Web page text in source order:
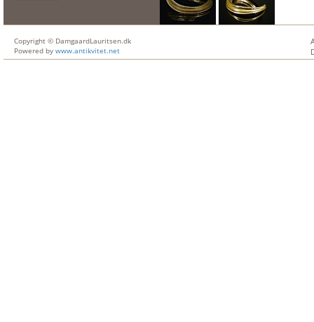
Copyright © DamgaardLauritsen.dk
Powered by www.antikvitet.net